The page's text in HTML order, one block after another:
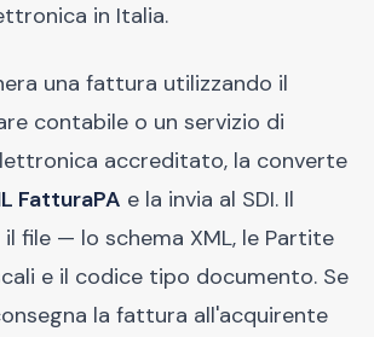
in Italia.
una fattura utilizzando il
contabile o un servizio di
accreditato, la converte
FatturaPA e la invia al SDI. Il
file — lo schema XML, le Partite
e il codice tipo documento. Se
la fattura all'acquirente